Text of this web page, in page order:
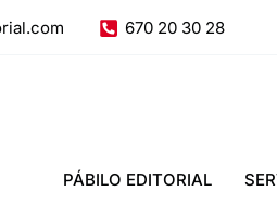
670 20 30 28
PÁBILO EDITORIAL